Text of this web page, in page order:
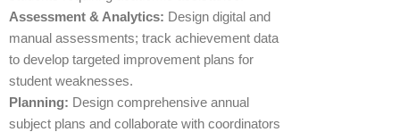
Assessment & Analytics: Design digital and
manual assessments; track achievement data
to develop targeted improvement plans for
student weaknesses.
Planning: Design comprehensive annual
subject plans and collaborate with coordinators